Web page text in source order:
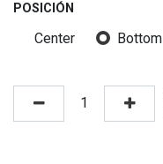
POSICIÓN
Center Bottom